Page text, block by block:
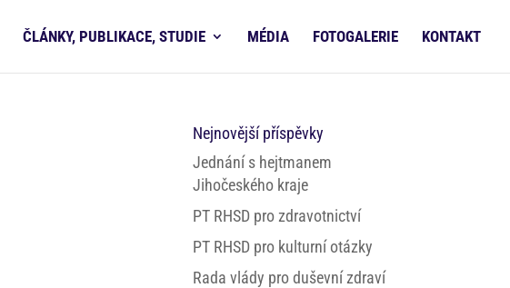
ČLÁNKY, PUBLIKACE, STUDIE MÉDIA FOTOGALERIE KONTAKT
Nejnovější příspěvky
Jednání s hejtmanem
Jihočeského kraje
PT RHSD pro zdravotnictví
PT RHSD pro kulturní otázky
Rada vlády pro duševní zdraví